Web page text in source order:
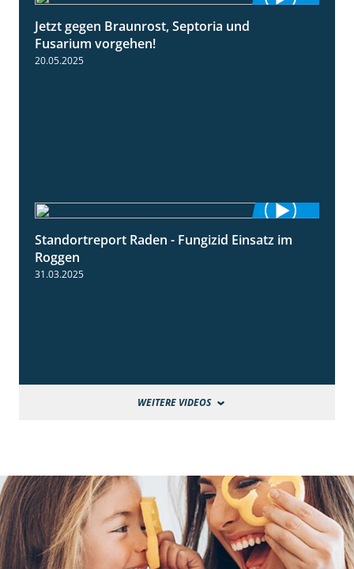
Jetzt gegen Braunrost, Septoria und
Fusarium vorgehen!
20.05.2025
5:29
Standortreport Raden - Fungizid Einsatz im
Roggen
31.03.2025
WEITERE VIDEOS